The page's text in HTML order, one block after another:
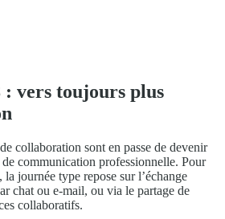
: vers toujours plus
collaboration sont en passe de devenir
communication professionnelle. Pour
journée type repose sur l’échange
chat ou e-mail, ou via le partage de
collaboratifs.